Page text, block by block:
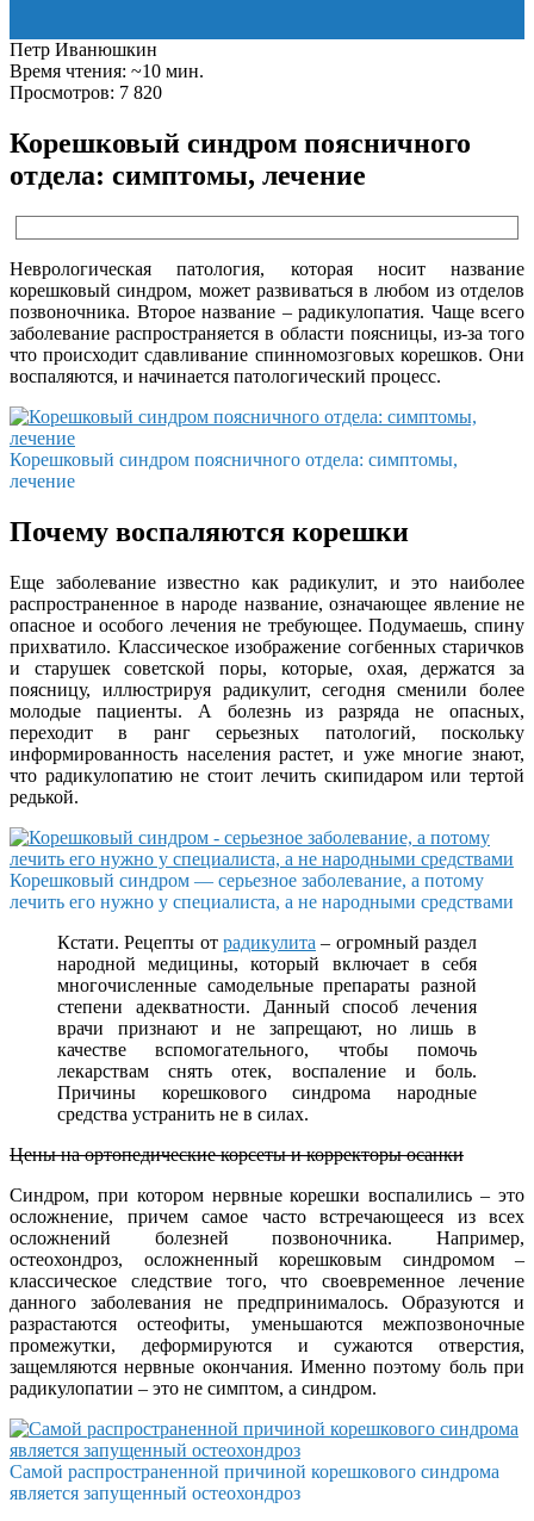
Петр Иванюшкин
Время чтения: ~10 мин.
Просмотров: 7 820
Корешковый синдром поясничного
отдела: симптомы, лечение
Неврологическая патология, которая носит название
корешковый синдром, может развиваться в любом из отделов
позвоночника. Второе название – радикулопатия. Чаще всего
заболевание распространяется в области поясницы, из-за того
что происходит сдавливание спинномозговых корешков. Они
воспаляются, и начинается патологический процесс.
Корешковый синдром поясничного отдела: симптомы,
лечение
Почему воспаляются корешки
Еще заболевание известно как радикулит, и это наиболее
распространенное в народе название, означающее явление не
опасное и особого лечения не требующее. Подумаешь, спину
прихватило. Классическое изображение согбенных старичков
и старушек советской поры, которые, охая, держатся за
поясницу, иллюстрируя радикулит, сегодня сменили более
молодые пациенты. А болезнь из разряда не опасных,
переходит в ранг серьезных патологий, поскольку
информированность населения растет, и уже многие знают,
что радикулопатию не стоит лечить скипидаром или тертой
редькой.
Корешковый синдром — серьезное заболевание, а потому
лечить его нужно у специалиста, а не народными средствами
Кстати. Рецепты от радикулита – огромный раздел
народной медицины, который включает в себя
многочисленные самодельные препараты разной
степени адекватности. Данный способ лечения
врачи признают и не запрещают, но лишь в
качестве вспомогательного, чтобы помочь
лекарствам снять отек, воспаление и боль.
Причины корешкового синдрома народные
средства устранить не в силах.
Цены на ортопедические корсеты и корректоры осанки
Синдром, при котором нервные корешки воспалились – это
осложнение, причем самое часто встречающееся из всех
осложнений болезней позвоночника. Например,
остеохондроз, осложненный корешковым синдромом –
классическое следствие того, что своевременное лечение
данного заболевания не предпринималось. Образуются и
разрастаются остеофиты, уменьшаются межпозвоночные
промежутки, деформируются и сужаются отверстия,
защемляются нервные окончания. Именно поэтому боль при
радикулопатии – это не симптом, а синдром.
Самой распространенной причиной корешкового синдрома
является запущенный остеохондроз